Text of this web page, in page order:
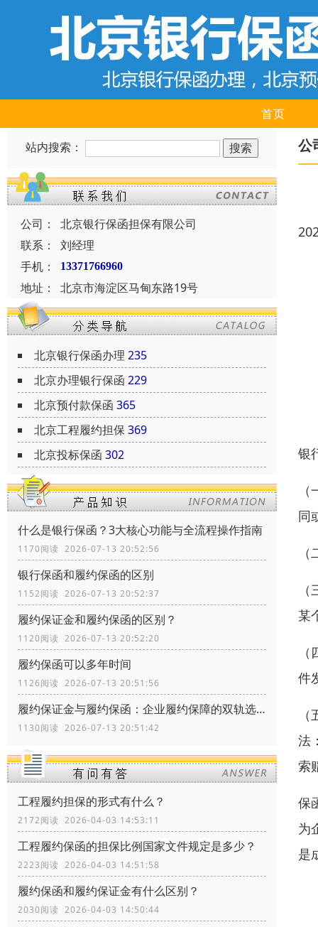
首页
站内搜索：
公司：
北京银行保函担保有限公司
联系：
刘经理
手机：
13371766960
地址： 北京市海淀区马甸东路19号
北京银行保函办理 235
北京办理银行保函 229
北京预付款保函 365
北京工程履约担保 369
北京投标保函 302
什么是银行保函？3大核心功能与全流程操作指南
1170阅读 2026-07-13 20:52:56
银行保函和履约保函的区别
1152阅读 2026-07-13 20:52:37
履约保证金和履约保函的区别？
1120阅读 2026-07-13 20:52:20
履约保函可以多年时间
1126阅读 2026-07-13 20:51:56
履约保证金与履约保函：企业履约保障的双轨选择
1130阅读 2026-07-13 20:51:42
工程履约担保的形式有什么？
2172阅读 2026-04-03 14:53:11
工程履约保函的担保比例国家文件规定是多少？
2223阅读 2026-04-03 14:51:58
履约保函和履约保证金有什么区别？
2030阅读 2026-04-03 14:50:44
公
银
同
某
件
法
索
保
为
是